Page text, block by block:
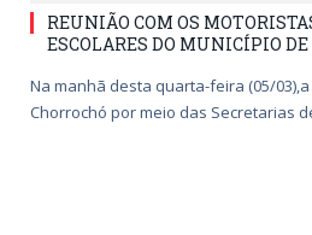
REUNIÃO COM OS
ESCOLARES DO MUNICÍPIO
Na manhã desta quarta-feira (05/
Chorrochó por meio das Secretarias